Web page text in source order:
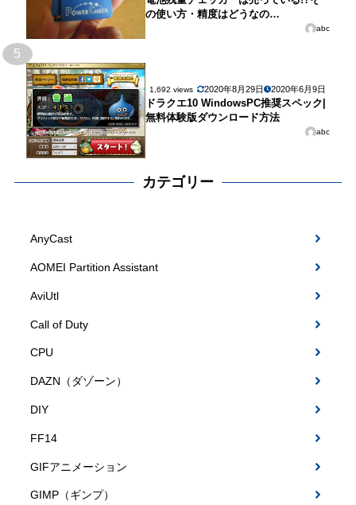
の使い方・精度はどうなの…
abc
5
1,692 views 2020年8月29日 2020年6月9日
ドラクエ10 WindowsPC推奨スペック|
無料体験版ダウンロード方法
abc
カテゴリー
AnyCast
AOMEI Partition Assistant
AviUtl
Call of Duty
CPU
DAZN（ダゾーン）
DIY
FF14
GIFアニメーション
GIMP（ギンプ）